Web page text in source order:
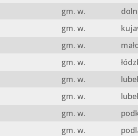
gm. w.
gm. w.
gm. w.
gm. w.
gm. w.
gm. w.
gm. w.
gm. w.